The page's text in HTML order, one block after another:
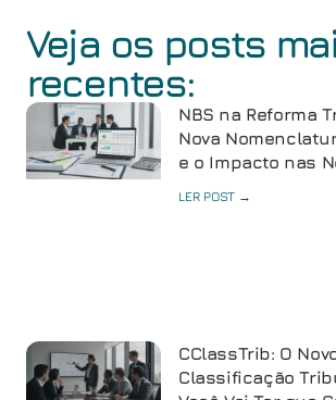
Veja os posts
recentes:
NBS na Reforma
Nova
e o Impacto nas
LER POST →
CClassTrib: O
Classificação